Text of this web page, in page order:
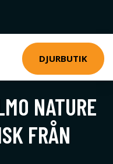
DJURBUTIK
NATURE
FRÅN